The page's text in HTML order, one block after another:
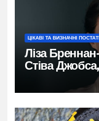
ЦІКАВІ ТА ВИЗНАЧНІ ПОСТАТІ
Ліза
Стіва
власний